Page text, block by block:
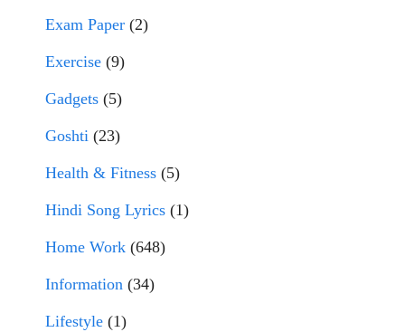
Exam Paper (2)
Exercise (9)
Gadgets (5)
Goshti (23)
Health & Fitness (5)
Hindi Song Lyrics (1)
Home Work (648)
Information (34)
Lifestyle (1)